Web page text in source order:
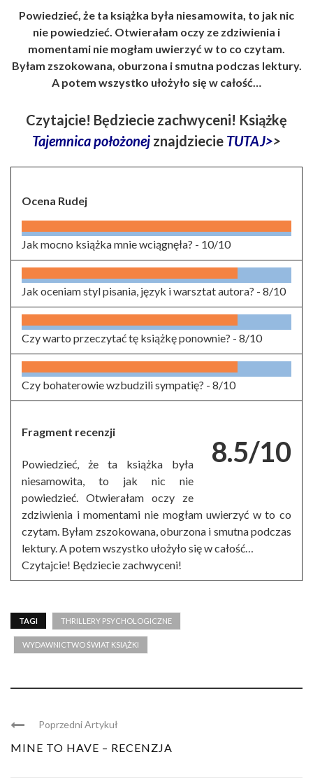
Powiedzieć, że ta książka była niesamowita, to jak nic
nie powiedzieć. Otwierałam oczy ze zdziwienia i
momentami nie mogłam uwierzyć w to co czytam.
Byłam zszokowana, oburzona i smutna podczas lektury.
A potem wszystko ułożyło się w całość…
Czytajcie! Będziecie zachwyceni! Książkę
Tajemnica położonej znajdziecie TUTAJ>>
Ocena Rudej
Jak mocno książka mnie wciągnęła? - 10/10
Jak oceniam styl pisania, język i warsztat autora? - 8/10
Czy warto przeczytać tę książkę ponownie? - 8/10
Czy bohaterowie wzbudzili sympatię? - 8/10
8.5/10
Fragment recenzji
Powiedzieć, że ta książka była
niesamowita, to jak nic nie
powiedzieć. Otwierałam oczy ze
zdziwienia i momentami nie mogłam uwierzyć w to co
czytam. Byłam zszokowana, oburzona i smutna podczas
lektury. A potem wszystko ułożyło się w całość…
Czytajcie! Będziecie zachwyceni!
TAGI THRILLERY PSYCHOLOGICZNE
WYDAWNICTWO ŚWIAT KSIĄŻKI
Poprzedni Artykuł
MINE TO HAVE – RECENZJA